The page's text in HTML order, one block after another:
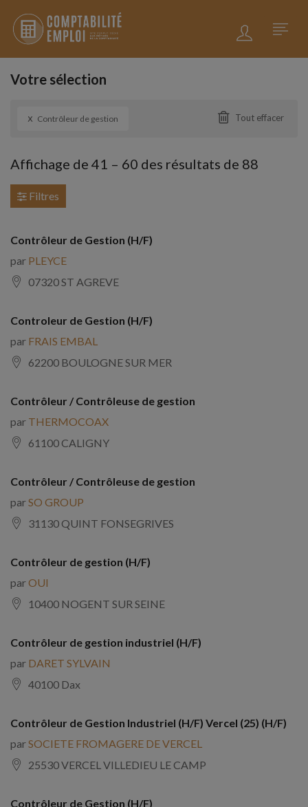
Votre sélection
x Contrôleur de gestion Tout effacer
Affichage de 41 – 60 des résultats de 88
Filtres
Contrôleur de Gestion (H/F)
par PLEYCE
07320 ST AGREVE
Controleur de Gestion (H/F)
par FRAIS EMBAL
62200 BOULOGNE SUR MER
Contrôleur / Contrôleuse de gestion
par THERMOCOAX
61100 CALIGNY
Contrôleur / Contrôleuse de gestion
par SO GROUP
31130 QUINT FONSEGRIVES
Contrôleur de gestion (H/F)
parOUI
10400 NOGENT SUR SEINE
Contrôleur de gestion industriel (H/F)
par DARET SYLVAIN
40100 Dax
Contrôleur de Gestion Industriel (H/F) Vercel (25) (H/F)
par SOCIETE FROMAGERE DE VERCEL
25530 VERCEL VILLEDIEU LE CAMP
Contrôleur de Gestion (H/F)